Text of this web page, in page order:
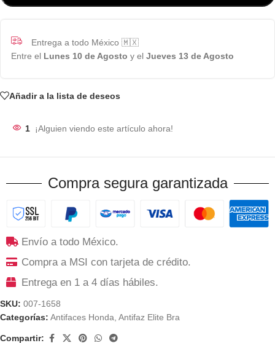
Entrega a todo México 🇲🇽
Entre el Lunes 10 de Agosto y el Jueves 13 de Agosto
Añadir a la lista de deseos
1 ¡Alguien viendo este artículo ahora!
Compra segura garantizada
Envío a todo México.
Compra a MSI con tarjeta de crédito.
Entrega en 1 a 4 días hábiles.
SKU: 007-1658
Categorías: Antifaces Honda Antifaz Elite Bra
Compartir: